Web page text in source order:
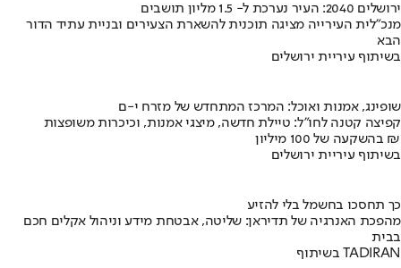
ירושלים 2040: העיר נערכת ל- 1.5 מליון תושבים
מנכ"לית העירייה מציגה תוכנית להשארת הצעירים ובניית עתיד הדור
הבא
בשיתוף עיריית ירושלים
שופינג, אמנות ואוכל: המרכז המתחדש של מזרח י-ם
קפיצה קטנה לחו"ל: טיילת חדשה, מיצגי אמנות, וכיכרות משופצות
בהשקעה של 100 מיליון ₪
בשיתוף עיריית ירושלים
כך תחסכו בחשמל בלי להזיע
מהפכת האנרגיה של תדיראן: שליטה, אבטחת מידע וניהול אקלים חכם
בבית
בשיתוף TADIRAN